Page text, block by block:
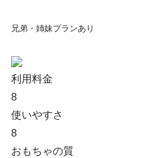
兄弟・姉妹プランあり
利用料金
8
使いやすさ
8
おもちゃの質